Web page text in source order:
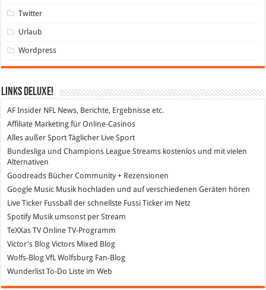
Twitter
Urlaub
Wordpress
Links DeLuXe!
AF Insider NFL News, Berichte, Ergebnisse etc.
Affiliate Marketing für Online-Casinos
Alles außer Sport Täglicher Live Sport
Bundesliga und Champions League Streams kostenlos und mit vielen
Alternativen
Goodreads Bücher Community + Rezensionen
Google Music Musik hochladen und auf verschiedenen Geräten hören
Live Ticker Fussball der schnellste Fussi Ticker im Netz
SpotifyMusik umsonst per Stream
TeXXas TVOnline TV-Programm
Victor's Blog Victors Mixed Blog
Wolfs-Blog VfL Wolfsburg Fan-Blog
Wunderlist To-Do Liste im Web